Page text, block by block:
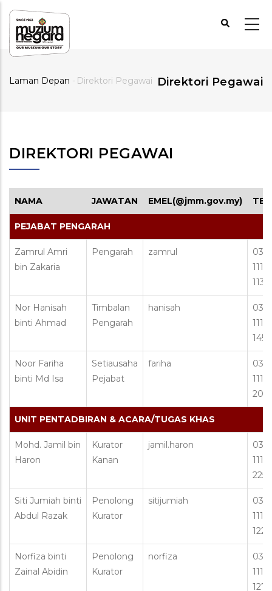
Langkau
kandungan
utama
Direktori Pegawai
Laman Depan - Direktori Pegawai
DIREKTORI PEGAWAI
NAMA JAWATAN EMEL(@jmm.gov.my)
PEJABAT PENGARAH
Zamrul Amri
bin Zakaria
Pengarah zamrul
03-
1111
113
Nor Hanisah
binti Ahmad
Timbalan
Pengarah
hanisah
03-
1111
145
Noor Fariha
binti Md Isa
Setiausaha
Pejabat
fariha
03
1111
203
UNIT PENTADBIRAN & ACARA/TUGAS KHAS
Mohd. Jamil bin
Haron
Kurator
Kanan
jamil.haron
03
1111
225
Siti Jumiah binti
Abdul Razak
Penolong
Kurator
sitijumiah
03
1111
122
Norfiza binti
Zainal Abidin
Penolong
Kurator
norfiza
03
1111
127